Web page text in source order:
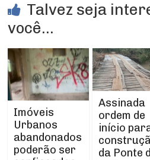
Talvez seja
você...
Imóveis
Urbanos
abandonados
poderão ser
Assinada
ordem de
início
da Ponte